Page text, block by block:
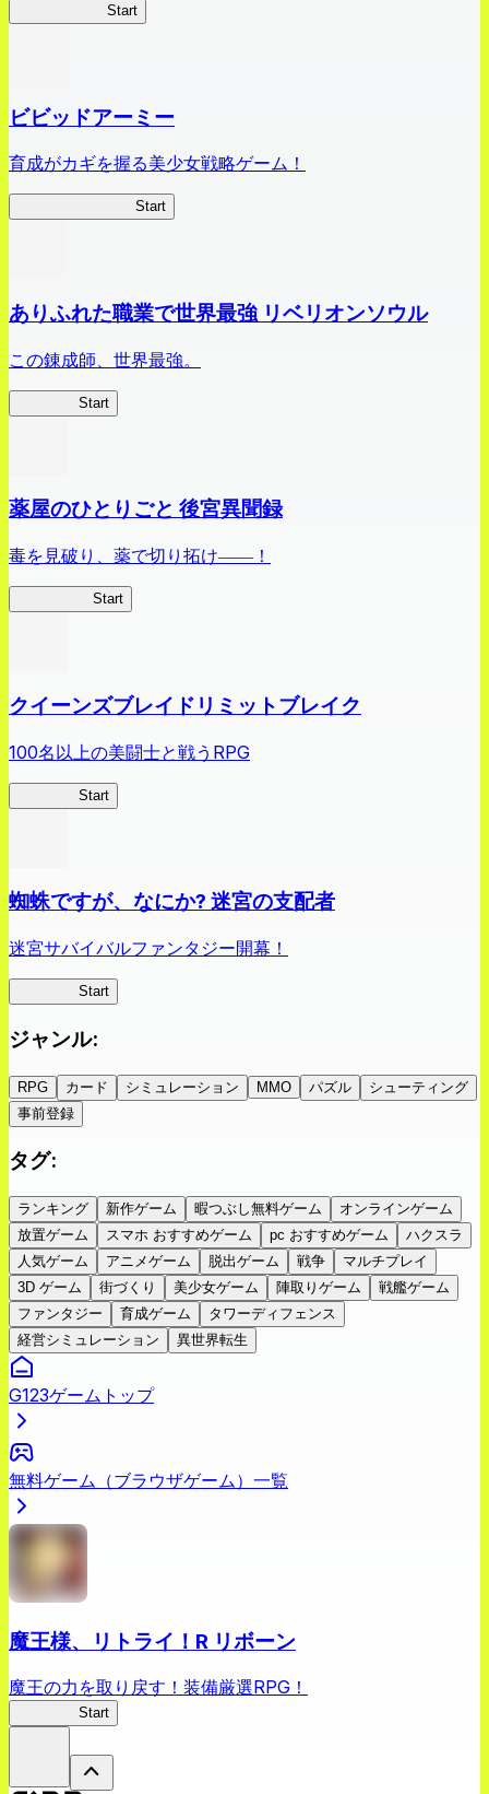
Start
ビビッドアーミー
育成がカギを握る美少女戦略ゲーム！
Start
ありふれた職業で世界最強 リベリオンソウル
この錬成師、世界最強。
Start
薬屋のひとりごと 後宮異聞録
毒を見破り、薬で切り拓け――！
Start
クイーンズブレイドリミットブレイク
100名以上の美闘士と戦うRPG
Start
蜘蛛ですが、なにか? 迷宮の支配者
迷宮サバイバルファンタジー開幕！
Start
ジャンル:
RPG カード シミュレーション MMO パズル
シューティング
事前登録
タグ:
ランキング 新作ゲーム 暇つぶし無料ゲーム
オンラインゲーム
放置ゲーム
スマホ おすすめゲーム pc おすすめゲーム
ハクスラ
人気ゲーム
アニメゲーム 脱出ゲーム 戦争
マルチプレイ
3D ゲーム
街づくり 美少女ゲーム 陣取りゲーム
戦艦ゲーム
ファンタジー
育成ゲーム
タワーディフェンス
経営シミュレーション
異世界転生
G123ゲームトップ
無料ゲーム（ブラウザゲーム）一覧
魔王様、リトライ！R リボーン
魔王の力を取り戻す！装備厳選RPG！
Start